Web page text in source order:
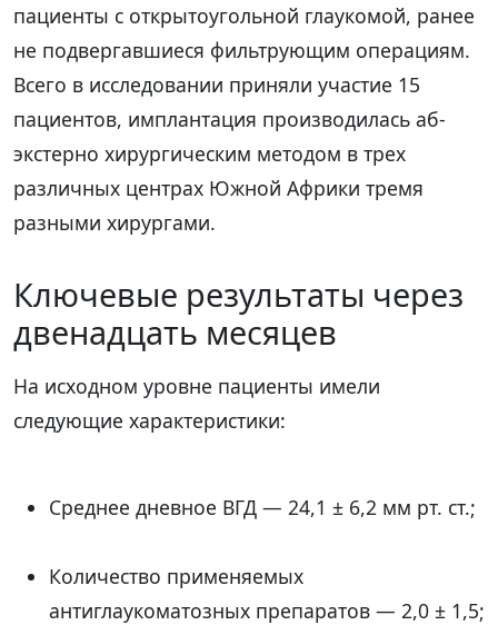
пациенты с открытоугольной глаукомой, ранее
не подвергавшиеся фильтрующим операциям.
Всего в исследовании приняли участие 15
пациентов, имплантация производилась аб-
экстерно хирургическим методом в трех
различных центрах Южной Африки тремя
разными хирургами.
Ключевые результаты через
двенадцать месяцев
На исходном уровне пациенты имели
следующие характеристики:
Среднее дневное ВГД — 24,1 ± 6,2 мм рт. ст.;
Количество применяемых
антиглаукоматозных препаратов — 2,0 ± 1,5;